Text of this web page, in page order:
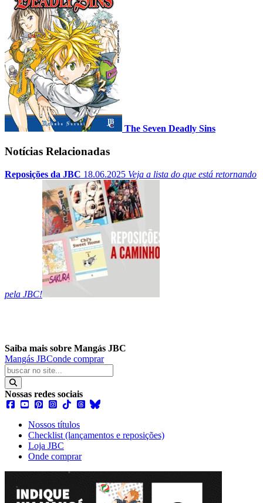
The Seven Deadly Sins
Notícias Relacionadas
Reposições da JBC 18.06.2025 Veja a lista do que está retornando
pela JBC!
Saiba mais sobre Mangás JBC
Mangás JBConde comprar
Nossas redes sociais
Nossos títulos
Checklist (lançamentos e reposições)
Loja JBC
Onde comprar